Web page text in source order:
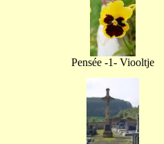
Pensée -1- Viooltje